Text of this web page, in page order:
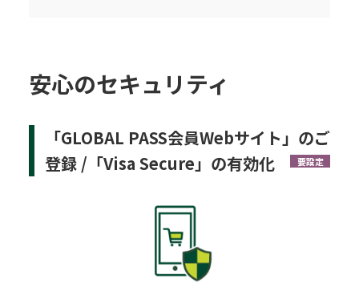
安心のセキュリティ
「GLOBAL PASS会員Webサイト」のご
登録 /「Visa Secure」の有効化
要設定